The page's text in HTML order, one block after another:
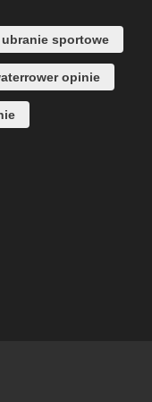
ubranie sportowe
opinie